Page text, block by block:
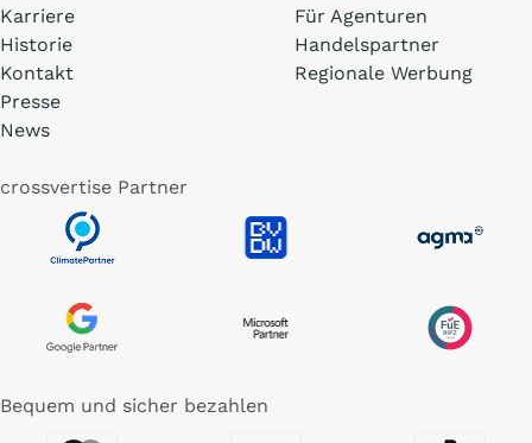
Karriere
Historie
Kontakt
Presse
News
Für Agenturen
Handelspartner
Regionale Werbung
crossvertise Partner
Bequem und sicher bezahlen